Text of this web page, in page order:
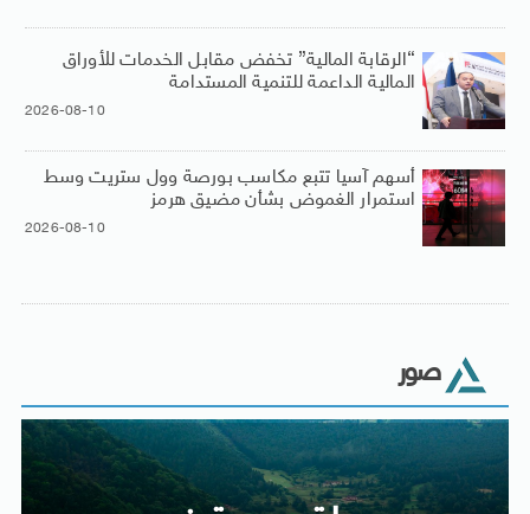
“الرقابة المالية” تخفض مقابل الخدمات للأوراق
المالية الداعمة للتنمية المستدامة
2026-08-10
أسهم آسيا تتبع مكاسب بورصة وول ستريت وسط
استمرار الغموض بشأن مضيق هرمز
2026-08-10
صور